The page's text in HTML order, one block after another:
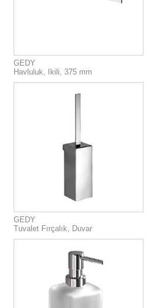
GEDY
Havluluk, Ikili, 375 mm
GEDY
Tuvalet Fırçalık, Duvar